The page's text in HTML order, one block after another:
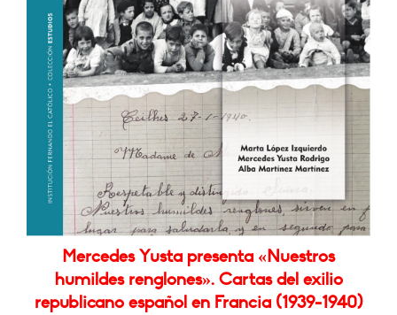
Mercedes Yusta presenta «Nuestros
humildes renglones». Cartas del exilio
republicano español en Francia (1939-1940)